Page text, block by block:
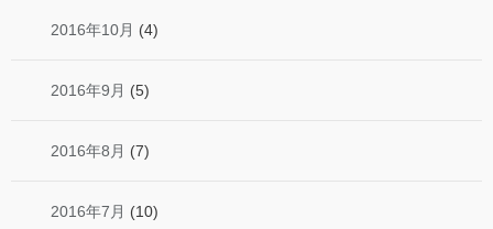
2016年10月 (4)
2016年9月 (5)
2016年8月 (7)
2016年7月 (10)